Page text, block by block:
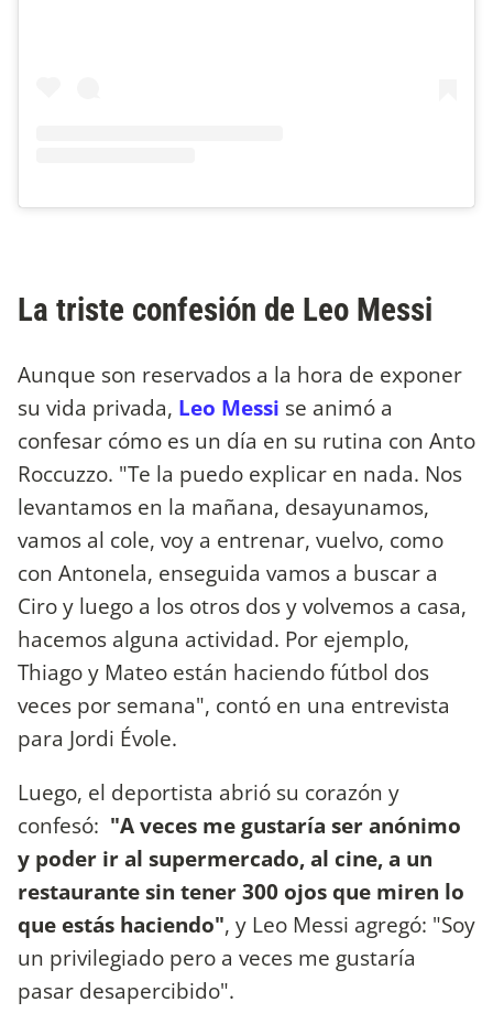
La triste confesión de Leo Messi
Aunque son reservados a la hora de exponer
su vida privada, Leo Messi se animó a
confesar cómo es un día en su rutina con Anto
Roccuzzo. "Te la puedo explicar en nada. Nos
levantamos en la mañana, desayunamos,
vamos al cole, voy a entrenar, vuelvo, como
con Antonela, enseguida vamos a buscar a
Ciro y luego a los otros dos y volvemos a casa,
hacemos alguna actividad. Por ejemplo,
Thiago y Mateo están haciendo fútbol dos
veces por semana", contó en una entrevista
para Jordi Évole.
Luego, el deportista abrió su corazón y
confesó: "A veces me gustaría ser anónimo
y poder ir al supermercado, al cine, a un
restaurante sin tener 300 ojos que miren lo
que estás haciendo", y Leo Messi agregó: "Soy
un privilegiado pero a veces me gustaría
pasar desapercibido".